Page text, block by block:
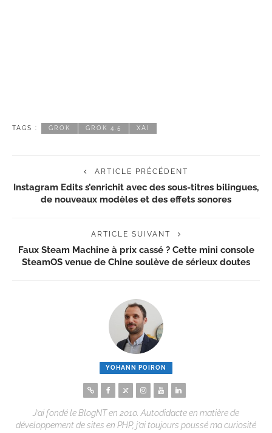
TAGS : GROK GROK 4.5 XAI
ARTICLE PRÉCÉDENT
Instagram Edits s’enrichit avec des sous-titres bilingues,
de nouveaux modèles et des effets sonores
ARTICLE SUIVANT
Faux Steam Machine à prix cassé ? Cette mini console
SteamOS venue de Chine soulève de sérieux doutes
YOHANN POIRON
J’ai fondé le BlogNT en 2010. Autodidacte en matière de
développement de sites en PHP, j’ai toujours poussé ma curiosité